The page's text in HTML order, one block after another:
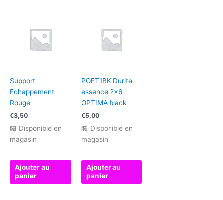
Support
Echappement
Rouge
€3,50
🏪 Disponible en
magasin
Ajouter au
panier
POFT1BK Durite
essence 2×6
OPTIMA black
€5,00
🏪 Disponible en
magasin
Ajouter au
panier